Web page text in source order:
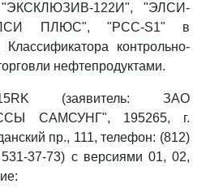
122И", "ЭЛСИ-
ПЛЮС", "PCC-S1" в
Классификатора контрольно-
нефтепродуктами.
(заявитель: ЗАО
САМСУНГ", 195265, г.
пр., 111, телефон: (812)
37-73) с версиями 01, 02,